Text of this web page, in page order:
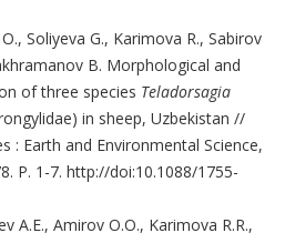
Soliyeva G., Karimova R., Sabirov
B. Morphological and
of three species Teladorsagia
in sheep, Uzbekistan //
: Earth and Environmental Science,
P. 1-7. http://doi:10.1088/1755-
A.E., Amirov O.O., Karimova R.R.,